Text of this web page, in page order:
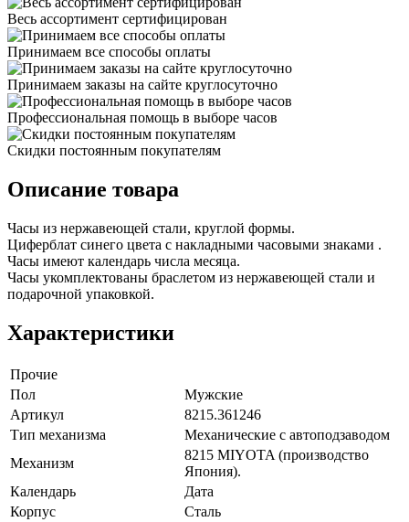
Весь ассортимент сертифицирован
Принимаем все способы оплаты
Принимаем заказы на сайте круглосуточно
Профессиональная помощь в выборе часов
Скидки постоянным покупателям
Описание товара
Часы из нержавеющей стали, круглой формы.
Циферблат синего цвета с накладными часовыми знаками .
Часы имеют календарь числа месяца.
Часы укомплектованы браслетом из нержавеющей стали и
подарочной упаковкой.
Характеристики
Прочие
Пол
Мужские
Артикул
8215.361246
Тип механизма
Механические с автоподзаводом
Механизм
8215 MIYOTA (производство
Япония).
Календарь
Дата
Корпус
Сталь